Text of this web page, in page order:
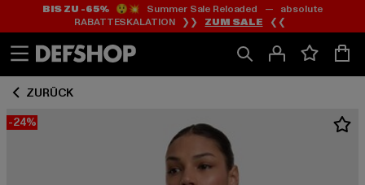
Zum
Inhalt
springen
Zum
Fußzeile
springen
BIS ZU -65%😲💥 Summer Sale Reloaded — absolute
RABATTESKALATION ❯❯ ZUM SALE ❮❮
ZURÜCK
-24%